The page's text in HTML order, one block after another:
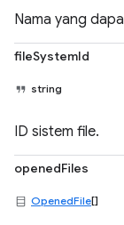
Nama yang
fileSystemId
string
ID sistem file.
openedFiles
OpenedFile[]